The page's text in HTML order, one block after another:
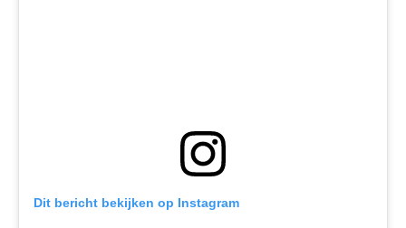
Dit bericht bekijken op Instagram